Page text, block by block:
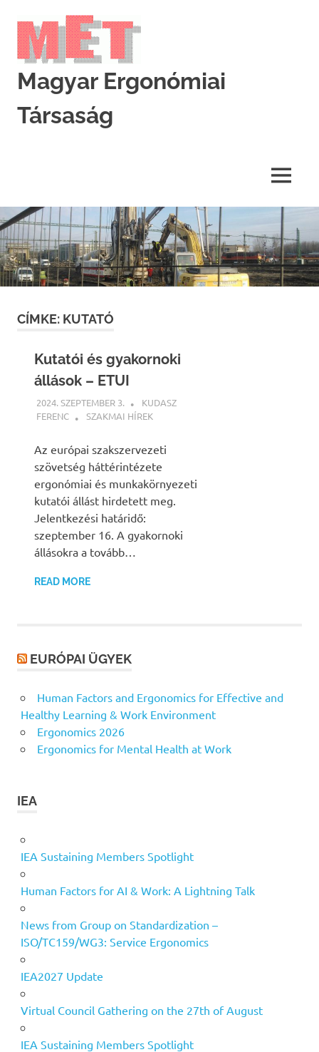
content
Magyar Ergonómiai
Társaság
MENU
CÍMKE: KUTATÓ
Kutatói és gyakornoki
állások – ETUI
2024. SZEPTEMBER 3.
KUDASZ
FERENC
SZAKMAI HÍREK
Az európai szakszervezeti
szövetség háttérintézete
ergonómiai és munkakörnyezeti
kutatói állást hirdetett meg.
Jelentkezési határidő:
szeptember 16. A gyakornoki
állásokra a tovább…
READ MORE
EURÓPAI ÜGYEK
Human Factors and Ergonomics for Effective and
Healthy Learning & Work Environment
Ergonomics 2026
Ergonomics for Mental Health at Work
IEA
IEA Sustaining Members Spotlight
Human Factors for AI & Work: A Lightning Talk
News from Group on Standardization –
ISO/TC159/WG3: Service Ergonomics
IEA2027 Update
Virtual Council Gathering on the 27th of August
IEA Sustaining Members Spotlight